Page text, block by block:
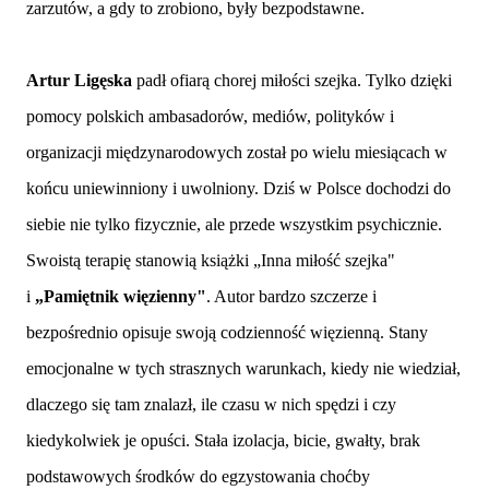
zarzutów, a gdy to zrobiono, były bezpodstawne.
Artur Ligęska padł ofiarą chorej miłości szejka. Tylko dzięki
pomocy polskich ambasadorów, mediów, polityków i
organizacji międzynarodowych został po wielu miesiącach w
końcu uniewinniony i uwolniony. Dziś w Polsce dochodzi do
siebie nie tylko fizycznie, ale przede wszystkim psychicznie.
Swoistą terapię stanowią książki „Inna miłość szejka"
i „Pamiętnik więzienny". Autor bardzo szczerze i
bezpośrednio opisuje swoją codzienność więzienną. Stany
emocjonalne w tych strasznych warunkach, kiedy nie wiedział,
dlaczego się tam znalazł, ile czasu w nich spędzi i czy
kiedykolwiek je opuści. Stała izolacja, bicie, gwałty, brak
podstawowych środków do egzystowania choćby